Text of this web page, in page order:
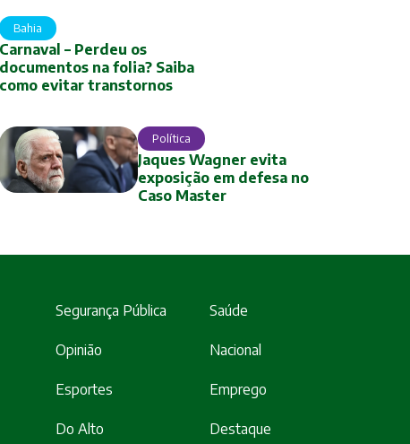
Bahia
Carnaval – Perdeu os
documentos na folia? Saiba
como evitar transtornos
Política
Jaques Wagner evita
exposição em defesa no
Caso Master
Segurança Pública Saúde
Opinião Nacional
Esportes Emprego
Do Alto Destaque